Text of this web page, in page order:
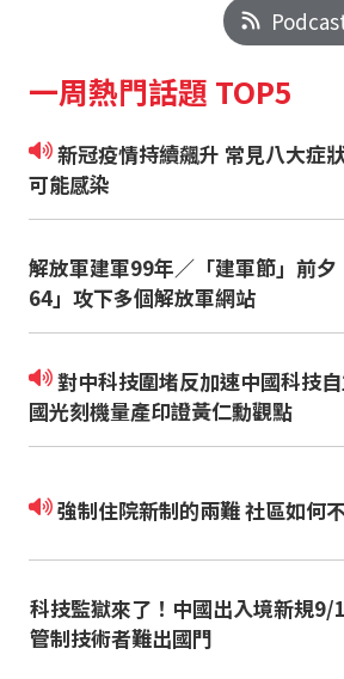
一周熱門話題 TOP5
新冠疫情持續飆升 常見八大症狀 沒發燒也
可能感染
解放軍建軍99年／「建軍節」前夕
64」攻下多個解放軍網站
對中科技圍堵反加速中國科技自主？！中
國光刻機量產印證黃仁勳觀點
強制住院新制的兩難 社區如何
科技監獄來了！中國出入境新規9/
管制技術者難出國門